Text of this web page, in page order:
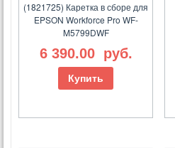
(1821725) Каретка в сборе для
EPSON Workforce Pro WF-
M5799DWF
6 390.00 руб.
Купить